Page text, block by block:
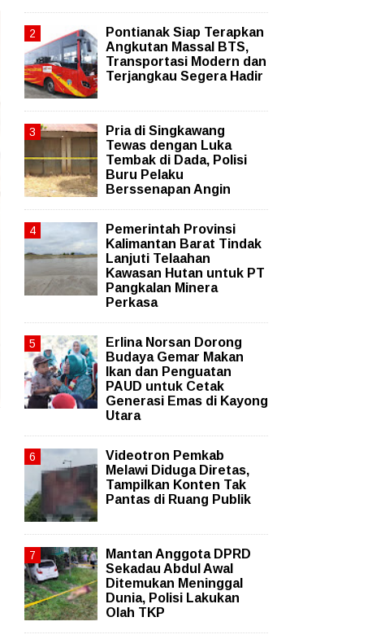
Pontianak Siap Terapkan
Angkutan Massal BTS,
Transportasi Modern dan
Terjangkau Segera Hadir
Pria di Singkawang
Tewas dengan Luka
Tembak di Dada, Polisi
Buru Pelaku
Berssenapan Angin
Pemerintah Provinsi
Kalimantan Barat Tindak
Lanjuti Telaahan
Kawasan Hutan untuk PT
Pangkalan Minera
Perkasa
Erlina Norsan Dorong
Budaya Gemar Makan
Ikan dan Penguatan
PAUD untuk Cetak
Generasi Emas di Kayong
Utara
Videotron Pemkab
Melawi Diduga Diretas,
Tampilkan Konten Tak
Pantas di Ruang Publik
Mantan Anggota DPRD
Sekadau Abdul Awal
Ditemukan Meninggal
Dunia, Polisi Lakukan
Olah TKP